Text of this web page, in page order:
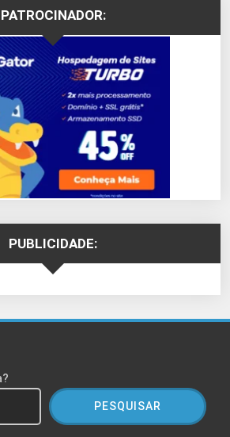
PATROCINADOR:
PUBLICIDADE:
PESQUISAR